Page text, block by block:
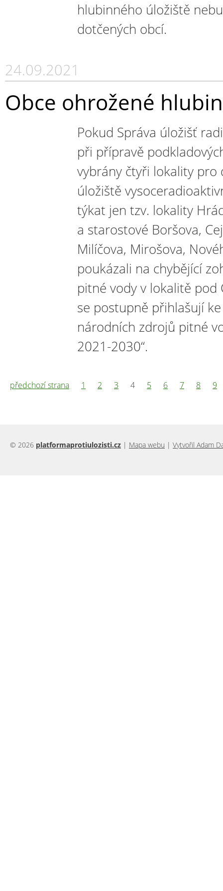
hlubinného úložiště
dotčených obcí.
24.09.2021
Obce ohrožené
Pokud Správa úložišť
při přípravě
vybrány čtyři lokality
úložiště
týkat jen tzv. lokality
a starostové Boršova,
Milíčova, Mirošova,
poukázali na chybějící
pitné vody v lokalitě
se postupně přihlašují
národních zdrojů pitné
2021-2030“.
předchozí strana 1 2 3 4 5 6 7 8 9
© 2026 platformaprotiulozisti.cz | Mapa webu | Vytvořil Adam